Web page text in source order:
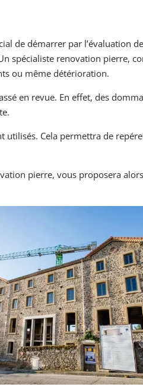
de démarrer par l’évaluation
spécialiste renovation pierre,
ou même détérioration.
en revue. En effet, des
utilisés. Cela permettra de
pierre, vous proposera